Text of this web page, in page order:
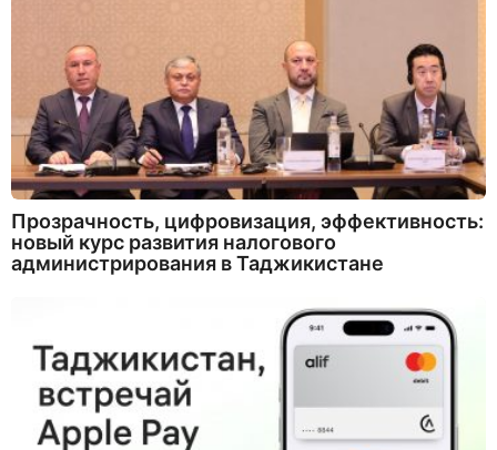
Прозрачность, цифровизация, эффективность:
новый курс развития налогового
администрирования в Таджикистане